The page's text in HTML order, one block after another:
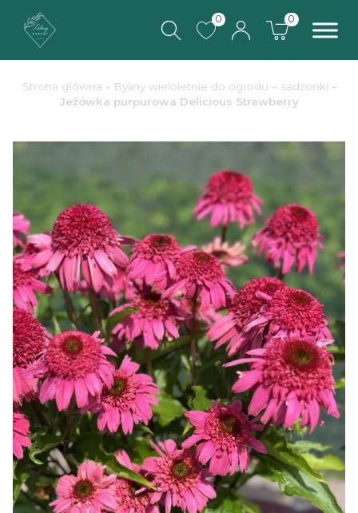
0 0
Strona główna - Byliny wieloletnie do ogrodu – sadzonki -
Jeżówka purpurowa Delicious Strawberry